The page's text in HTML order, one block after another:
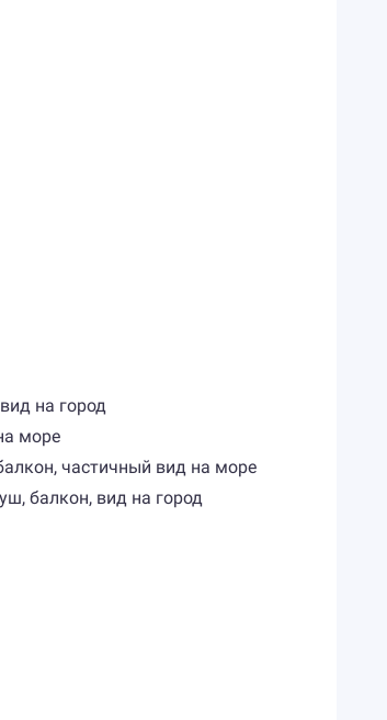
на город
море
частичный вид на море
балкон, вид на город